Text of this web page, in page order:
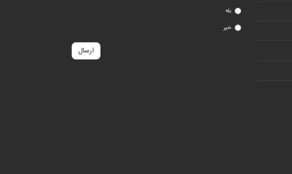
بله
خیر
ارسال